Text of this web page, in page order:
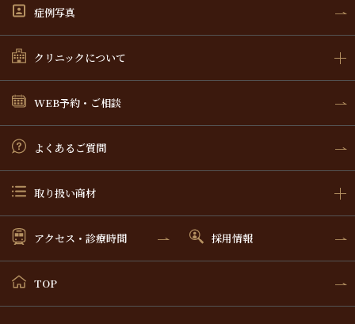
症例写真
クリニックについて
WEB予約・ご相談
よくあるご質問
取り扱い商材
アクセス・診療時間 採用情報
TOP